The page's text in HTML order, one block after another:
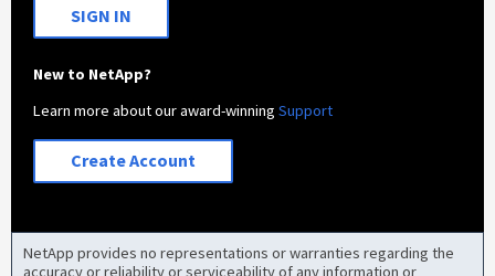
SIGN IN
New to NetApp?
Learn more about our award-winningSupport
Create Account
NetApp provides no representations or warranties regarding the
accuracy or reliability or serviceability of any information or